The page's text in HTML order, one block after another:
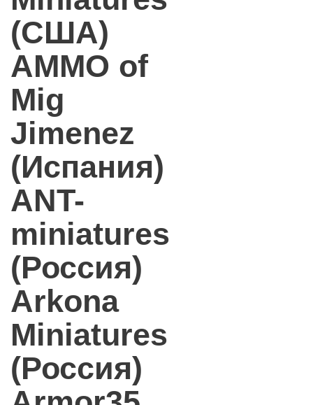
(США)
AMMO of
Mig
Jimenez
(Испания)
ANT-
miniatures
(Россия)
Arkona
Miniatures
(Россия)